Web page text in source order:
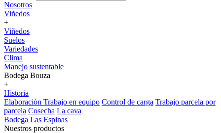
Nosotros
Viñedos
+
Viñedos
Suelos
Variedades
Clima
Manejo sustentable
Bodega Bouza
+
Historia
Elaboración Trabajo en equipo Control de carga Trabajo parcela por
parcela Cosecha La cava
Bodega Las Espinas
Nuestros productos